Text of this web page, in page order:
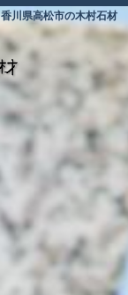
川県高松市の木村石材